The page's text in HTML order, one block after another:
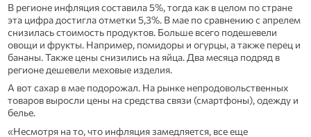
В регионе инфляция составила 5%, тогда как в целом по стране
эта цифра достигла отметки 5,3%. В мае по сравнению с апрелем
снизилась стоимость продуктов. Больше всего подешевели
овощи и фрукты. Например, помидоры и огурцы, а также перец и
бананы. Также цены снизились на яйца. Два месяца подряд в
регионе дешевели меховые изделия.
А вот сахар в мае подорожал. На рынке непродовольственных
товаров выросли цены на средства связи (смартфоны), одежду и
белье.
«Несмотря на то, что инфляция замедляется, все еще